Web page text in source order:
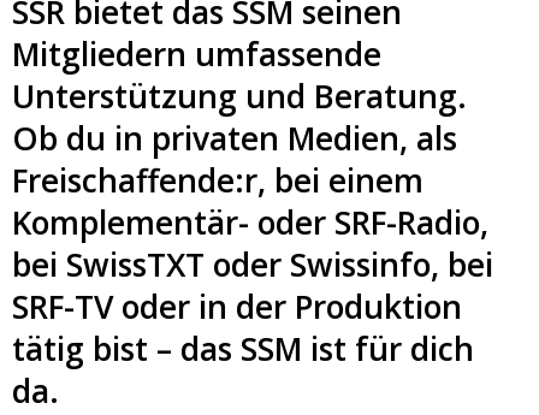
SSR bietet das SSM seinen
Mitgliedern umfassende
Unterstützung und Beratung.
Ob du in privaten Medien, als
Freischaffende:r, bei einem
Komplementär- oder SRF-Radio,
bei SwissTXT oder Swissinfo, bei
SRF-TV oder in der Produktion
tätig bist – das SSM ist für dich
da.